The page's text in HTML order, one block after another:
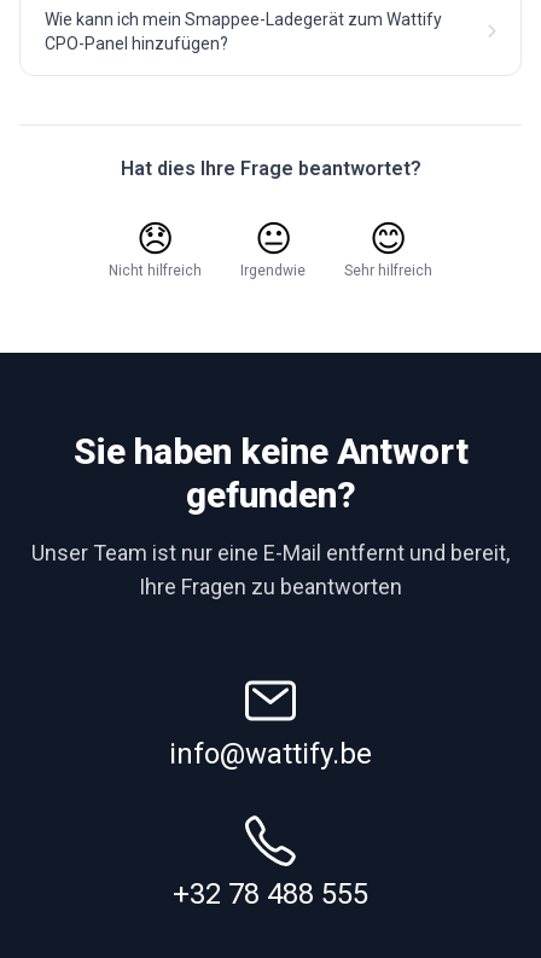
Wie kann ich mein Smappee-Ladegerät zum Wattify
CPO-Panel hinzufügen?
Hat dies Ihre Frage beantwortet?
😞
Nicht hilfreich
😐
Irgendwie
😊
Sehr hilfreich
Sie haben keine Antwort
gefunden?
Unser Team ist nur eine E-Mail entfernt und bereit,
Ihre Fragen zu beantworten
info@wattify.be
+32 78 488 555